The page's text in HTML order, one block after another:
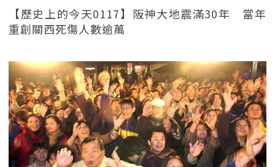
【歷史上的今天0117】阪神大地震滿30年 當年
重創關西死傷人數逾萬